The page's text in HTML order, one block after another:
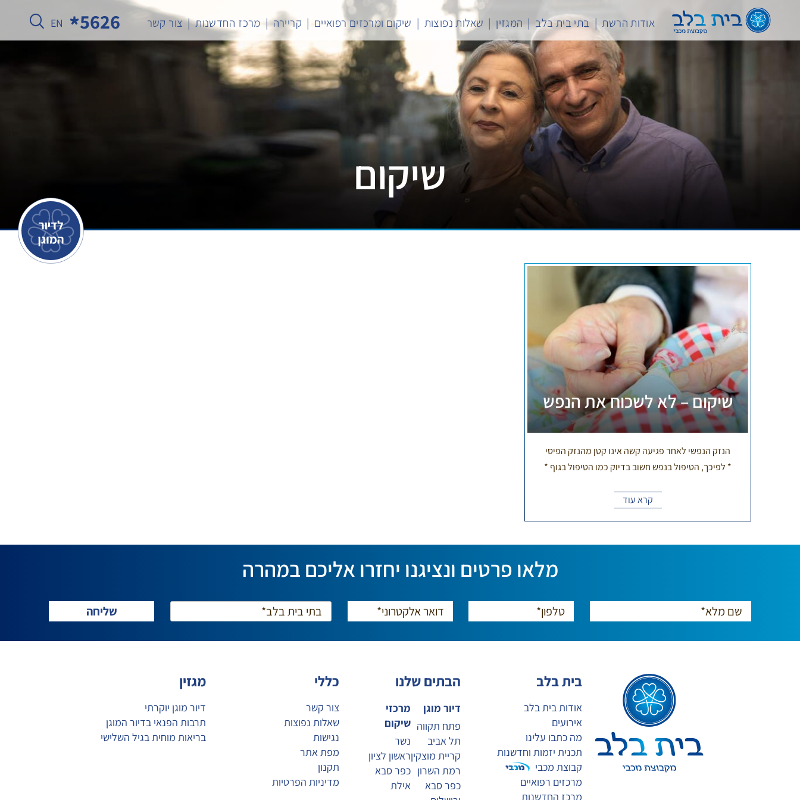
אודות הרשת בתי בית בלב המגזין שאלות נפוצות שיקום ומרכזים רפואיים קריירה מרכז החדשנות צור קשר 5626
EN
שיקום
שיקום – לא לשכוח את הנפש
הנזק הנפשי לאחר פגיעה קשה אינו קטן מהנזק הפיסי
* לפיכך, הטיפול בנפש חשוב בדיוק כמו הטיפול בגוף *
קרא עוד
מלאו פרטים ונציגנו יחזרו אליכם במהרה
בית בלב
אודות בית בלב
אירועים
מה כתבו עלינו
תכנית יזמות וחדשנות
קבוצת מכבי
מרכזים רפואיים
מרכז החדשנות
הבתים שלנו
דיור מוגן
פתח תקווה
תל אביב
קריית מוצקין
רמת השרון
כפר סבא
מרכזי
שיקום
נשר
ראשון לציון
כפר סבא
אילת
כללי
צור קשר
שאלות נפוצות
נגישות
מפת אתר
תקנון
מדיניות הפרטיות
מגזין
דיור מוגן יוקרתי
תרבות הפנאי בדיור המוגן
בריאות מוחית בגיל השלישי